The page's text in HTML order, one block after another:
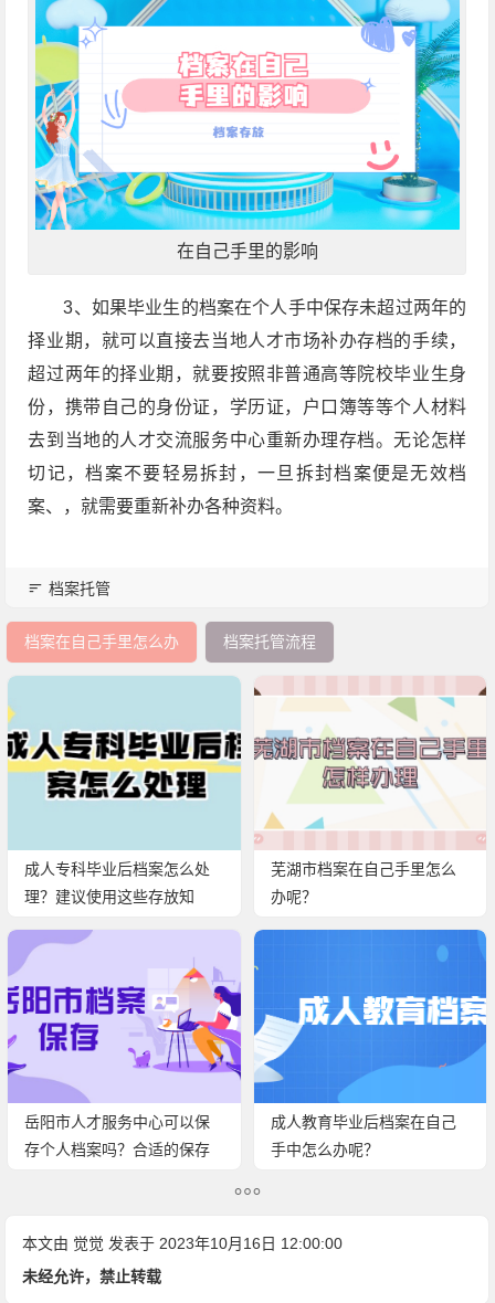
在自己手里的影响
3、如果毕业生的档案在个人手中保存未超过两年的
择业期，就可以直接去当地人才市场补办存档的手续，
超过两年的择业期，就要按照非普通高等院校毕业生身
份，携带自己的身份证，学历证，户口簿等等个人材料
去到当地的人才交流服务中心重新办理存档。无论怎样
切记，档案不要轻易拆封，一旦拆封档案便是无效档
案、，就需要重新补办各种资料。
档案托管
档案在自己手里怎么办 档案托管流程
成人专科毕业后档案怎么处
理？建议使用这些存放知
芜湖市档案在自己手里怎么
办呢？
岳阳市人才服务中心可以保
存个人档案吗？合适的保存
成人教育毕业后档案在自己
手中怎么办呢？
本文由 觉觉 发表于 2023年10月16日 12:00:00
未经允许，禁止转载